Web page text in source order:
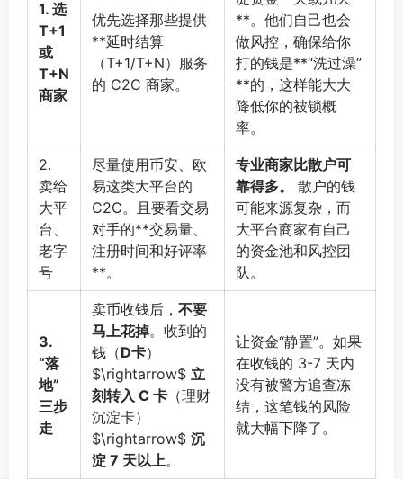
1. 选
T+1
或
T+N
商家
优先选择那些提供
**延时结算
（T+1/T+N）服务
的 C2C 商家。
**。他们自己也会
做风控，确保给你
打的钱是**“洗过澡”
**的，这样能大大
降低你的被锁概
率。
2.
卖给
大平
台、
老字
号
尽量使用币安、欧
易这类大平台的
C2C。且要看交易
对手的**交易量、
注册时间和好评率
**。
专业商家比散户可
靠得多。
散户的钱
可能来源复杂，而
大平台商家有自己
的资金池和风控团
队。
3.
“落
地”
三步
走
卖币收钱后， 不要
马上花掉。收到的
钱（D卡）
$\rightarrow$ 立
刻转入 C 卡 （理财
沉淀卡）
$\rightarrow$ 沉
淀 7 天以上。
让资金“静置”。如果
在收钱的 3-7 天内
没有被警方追查冻
结，这笔钱的风险
就大幅下降了。